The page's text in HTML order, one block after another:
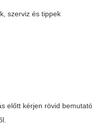
előtt kérjen rövid